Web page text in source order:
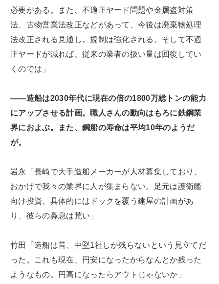
必要がある。また、不適正ヤード問題や金属盗対策
法、古物営業法改正などがあって、今後は廃棄物処理
法改正される見通し。規制は強化される。そして不適
正ヤードが減れば、従来の業者の扱い量は回復してい
くのでは」
――造船は2030年代に現在の倍の1800万総トンの能力
にアップさせる計画。職人さんの動向はもろに鉄鋼業
界におよぶ。また、鋼船の寿命は平均10年のようだ
が。
岩永「長崎で大手造船メーカーが人材募集しており、
おかげで我々の業界に人が集まらない。足元は護衛艦
向け投資、具体的にはドックを覆う建屋の計画があ
り、彼らの鼻息は荒い」
竹田「造船は昔、中堅1社しか残らないという見立てだ
った。これも現在、円安になったからなんとか残った
ようなもの。円高になったらアウトじゃないか」